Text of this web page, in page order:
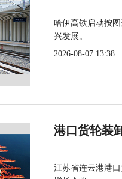
哈伊高铁启动按
兴发展。
2026-08-07 13:38
港口货轮装
江苏省连云港港